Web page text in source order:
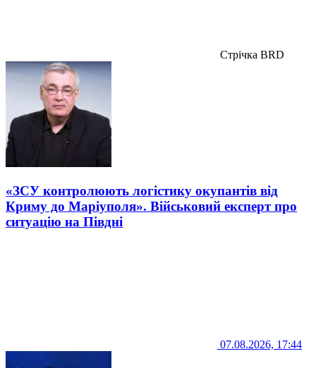
Стрічка BRD
«ЗСУ контролюють логістику окупантів від
Криму до Маріуполя». Військовий експерт про
ситуацію на Півдні
07.08.2026, 17:44